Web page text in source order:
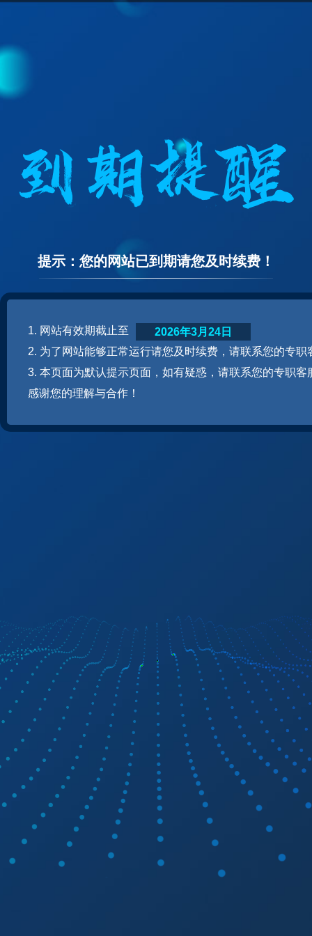
提示：您的网站已到期请您及时续费！
1. 网站有效期截止至
2. 为了网站能够正常运行请您及时续费，请联系您的专职
3. 本页面为默认提示页面，如有疑惑，请联系您的专职客
感谢您的理解与合作！
2026年3月24日